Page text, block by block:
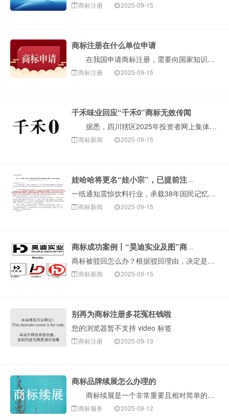
商标注册 2025-09-15
商标注册在什么单位申请
在我国申请商标注册，需要向国家知识产权局（简称国知局，CNIPA）提出申请。国家知识产权局商标局是具体负责商标注册与管理工作的部门。构卓企服为您介···
商标注册 2025-09-15
千禾味业回应“千禾0”商标无效传闻
据悉，四川辖区2025年投资者网上集体接待日及半年报业绩说明会在线上举行。千禾味业相关负责人在回应投资者提问时表示，有关“千禾0”商标被宣告无效的···
商标新闻 2025-09-15
娃哈哈将更名“娃小宗”，已提前注册商标！
一纸通知震惊饮料行业，承载38年国民记忆的“娃哈哈”品牌可能即将告别舞台。9月12日，娃哈哈集团旗下杭州娃哈哈宏辉食品饮料有限···
商标新闻 2025-09-15
商标成功案例丨“昊迪实业及图”商标驳回复审成功
商标被驳回怎么办？根据驳回理由，决定是否申请驳回复审很关键。比如当商标因近似这种非绝对禁止性原因被驳回，可以尝试争取复审。今天，构卓给大家分享近期成功···
商标新闻 2025-09-15
别再为商标注册多花冤枉钱啦
您的浏览器暂不支持 video 标签
商标注册 2025-09-13
商标品牌续展怎么办理的
商标续展是一个非常重要且相对简单的程序，确保您的注册商标权得以延续。以下是构卓企服整理的办理商标续展的详细流程和注意事项。 一、什么是商标续展？···
商标服务 2025-09-12